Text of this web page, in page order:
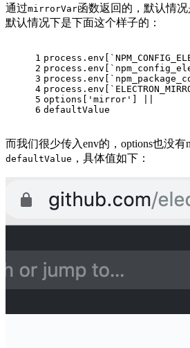
通过mirrorVar函数返回的，默认情
默认情况下是下面这个样子的：
1
2
3
4
5
6
process. env [
process. env [
process. env [
process. env [
options[ 'mirror' ] ||
defaultValue
而我们很少传入env的，options也没
defaultValue ，具体值如下：